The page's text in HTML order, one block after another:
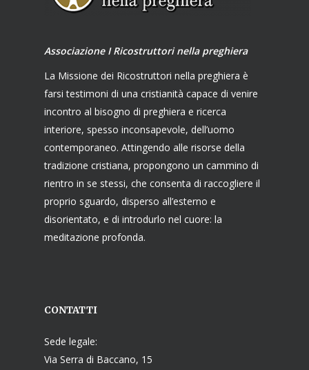
Associazione I Ricostruttori nella preghiera
La Missione dei Ricostruttori nella preghiera è
farsi testimoni di una cristianità capace di venire
incontro al bisogno di preghiera e ricerca
interiore, spesso inconsapevole, dell’uomo
contemporaneo. Attingendo alle risorse della
tradizione cristiana, propongono un cammino di
rientro in se stessi, che consenta di raccogliere il
proprio sguardo, disperso all’esterno e
disorientato, e di introdurlo nel cuore: la
meditazione profonda.
CONTATTI
Sede legale:
Via Serra di Baccano, 15